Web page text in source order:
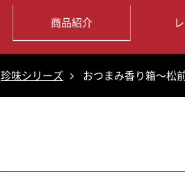
商品紹介
珍味シリーズ おつまみ香り箱～松